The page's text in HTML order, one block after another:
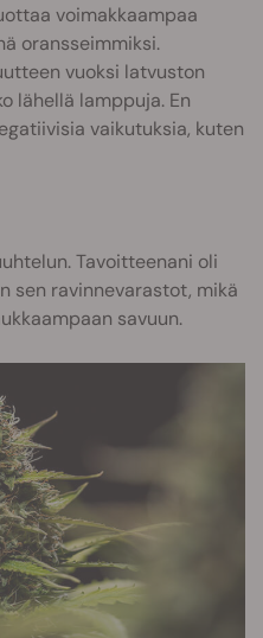
voimakkaampaa
oransseimmiksi.
vuoksi latvuston
lähellä lamppuja. En
vaikutuksia, kuten
Tavoitteenani oli
sen ravinnevarastot, mikä
savuun.